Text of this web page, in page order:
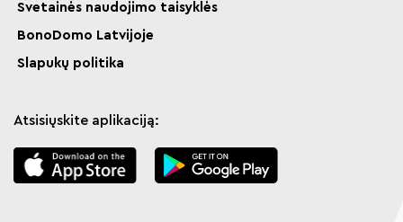
Svetainės naudojimo taisyklės
BonoDomo Latvijoje
Slapukų politika
Atsisiųskite aplikaciją: